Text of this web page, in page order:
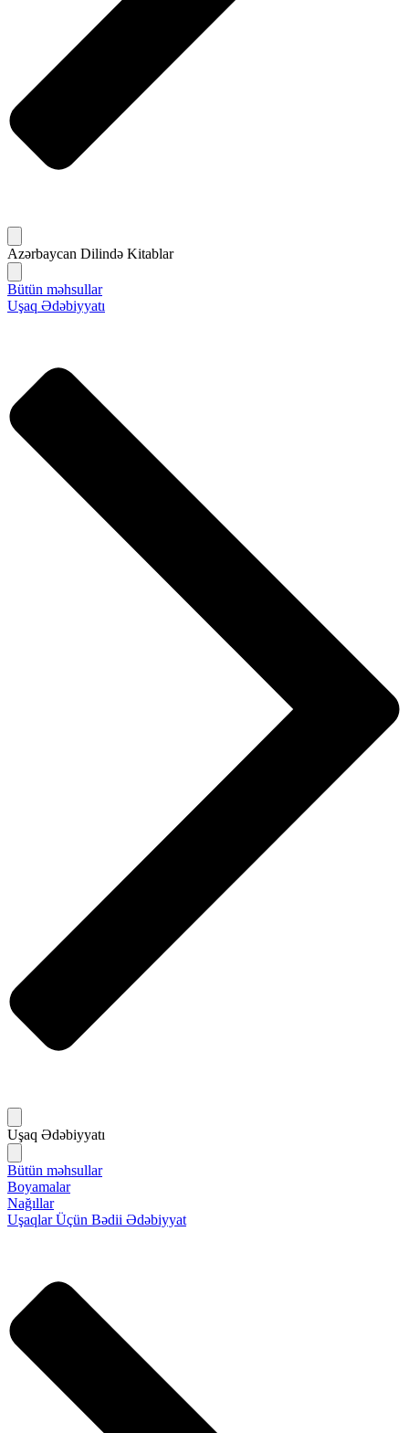
Azərbaycan Dilində Kitablar
Bütün məhsullar
Uşaq Ədəbiyyatı
Uşaq Ədəbiyyatı
Bütün məhsullar
Boyamalar
Nağıllar
Uşaqlar Üçün Bədii Ədəbiyyat